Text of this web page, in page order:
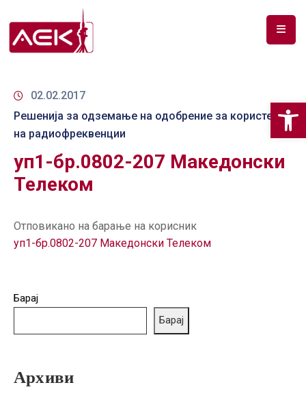
ЗА
ДОКУМЕНТИ
РФ
СПЕКТАР
АНАЛИЗА
ГРИЖА
ЈАВНИ
02.02.2017
Решенија за одземање на одобрение за користење
на радиофреквенции
уп1-бр.0802-207 Македонски
Телеком
Отповикано на барање на корисник
уп1-бр.0802-207 Македонски Телеком
Барај
Барај
Архиви